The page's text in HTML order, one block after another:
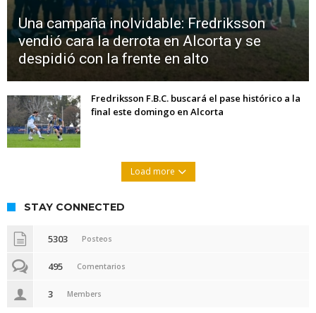
Una campaña inolvidable: Fredriksson
vendió cara la derrota en Alcorta y se
despidió con la frente en alto
Fredriksson F.B.C. buscará el pase histórico a la
final este domingo en Alcorta
Load more
STAY CONNECTED
5303 Posteos
495 Comentarios
3 Members